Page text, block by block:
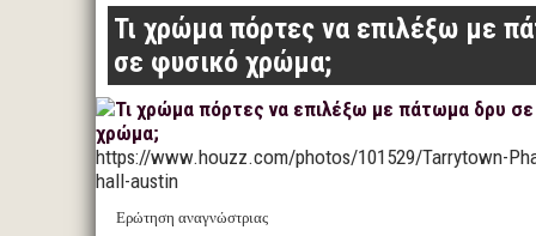
Τι χρώμα πόρτες να επιλέξω με
σε φυσικό χρώμα;
https://www.houzz.com/photos/101529/Tarrytown-
hall-austin
Ερώτηση αναγνώστριας